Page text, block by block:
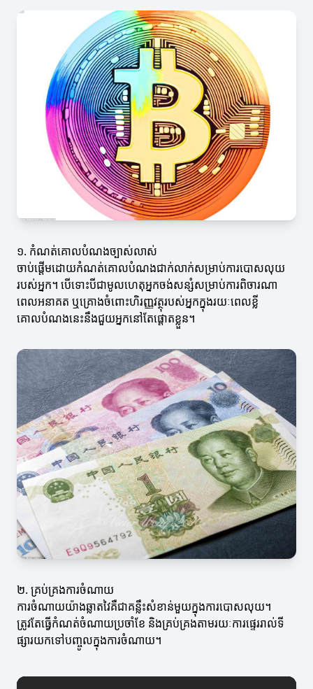
១. កំណត់គោលបំណងច្បាស់លាស់
ចាប់ផ្តើមដោយកំណត់គោលបំណងជាក់លាក់សម្រាប់ការបោសលុយ
របស់អ្នក។ បើទោះបីជាមូលហេតុអ្នកចង់សន្សំសម្រាប់ការពិចារណា
ពេលអនាគត ឬគ្រោងចំពោះហិរញ្ញវត្ថុរបស់អ្នកក្នុងរយៈពេលខ្លី
គោលបំណងនេះនឹងជួយអ្នកនៅតែផ្តោតខ្លួន។
២. គ្រប់គ្រងការចំណាយ
ការចំណាយយ៉ាងឆ្លាតវៃគឺជាគន្លឹះសំខាន់មួយក្នុងការបោសលុយ។
ត្រូវតែធ្វើកំណត់ចំណាយប្រចាំខែ និងគ្រប់គ្រងតាមរយៈការផ្ទេររាល់ទី
ផ្សារយកទៅបញ្ចូលក្នុងការចំណាយ។